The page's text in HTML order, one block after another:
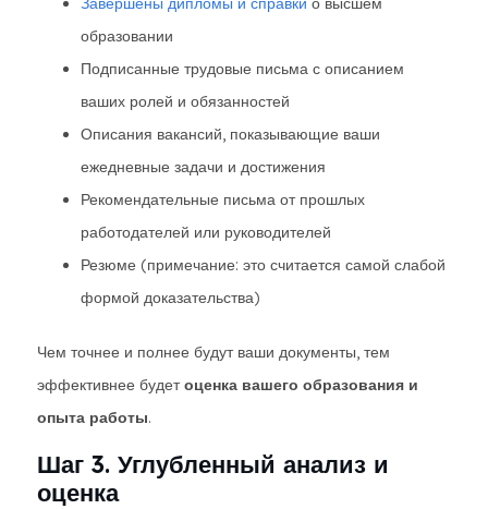
образовании
Подписанные трудовые письма с описанием
ваших ролей и обязанностей
Описания вакансий, показывающие ваши
ежедневные задачи и достижения
Рекомендательные письма от прошлых
работодателей или руководителей
Резюме (примечание: это считается самой слабой
формой доказательства)
Чем точнее и полнее будут ваши документы, тем
эффективнее будетоценка вашего образования и
опыта работы.
Шаг 3. Углубленный анализ и
оценка